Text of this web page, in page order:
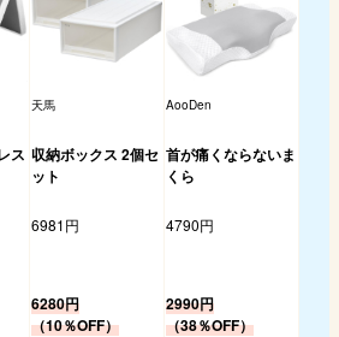
天馬 AooDen
ス 収納ボックス 2個セ
ット
首が痛くならないま
くら
6981円 4790円
6280円
（10％OFF）
2990円
（38％OFF）